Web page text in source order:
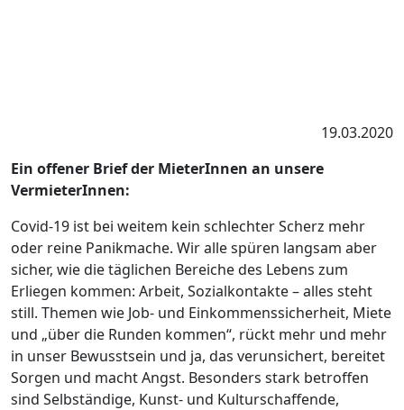
19.03.2020
Ein offener Brief der MieterInnen an unsere
VermieterInnen:
Covid-19 ist bei weitem kein schlechter Scherz mehr
oder reine Panikmache. Wir alle spüren langsam aber
sicher, wie die täglichen Bereiche des Lebens zum
Erliegen kommen: Arbeit, Sozialkontakte – alles steht
still. Themen wie Job- und Einkommenssicherheit, Miete
und „über die Runden kommen“, rückt mehr und mehr
in unser Bewusstsein und ja, das verunsichert, bereitet
Sorgen und macht Angst. Besonders stark betroffen
sind Selbständige, Kunst- und Kulturschaffende,